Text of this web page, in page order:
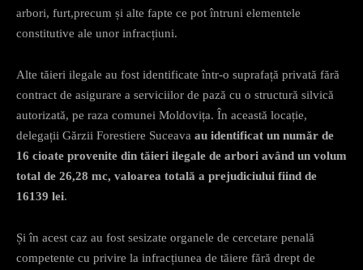
arbori, furt,precum și alte fapte ce pot întruni elementele
constitutive ale unor infracțiuni.
Alte tăieri ilegale au fost identificate într-o suprafață privată fără
contract de asigurare a serviciilor de pază cu o structură silvică
autorizată, pe raza comunei Moldovița. În această locație,
delegații Gărzii Forestiere Suceava au identificat un număr de
16 cioate provenite din tăieri ilegale de arbori având un volum
total de 26,28 mc, valoarea totală a prejudiciului fiind de
16139 lei.
Și în acest caz au fost sesizate organele de cercetare penală
competente cu privire la infracțiunea de tăiere fără drept de